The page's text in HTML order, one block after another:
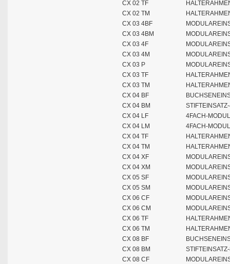
CX 02 TF
CX 02 TM
CX 03 4BF
CX 03 4BM
CX 03 4F
CX 03 4M
CX 03 P
CX 03 TF
CX 03 TM
CX 04 BF
CX 04 BM
CX 04 LF
4FACH-
CX 04 LM
4FACH-
CX 04 TF
CX 04 TM
CX 04 XF
CX 04 XM
CX 05 SF
CX 05 SM
CX 06 CF
CX 06 CM
CX 06 TF
CX 06 TM
CX 08 BF
CX 08 BM
CX 08 CF